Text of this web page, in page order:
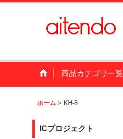
商品カテゴリ一覧
ホーム > KH-8
ICプロジェクト